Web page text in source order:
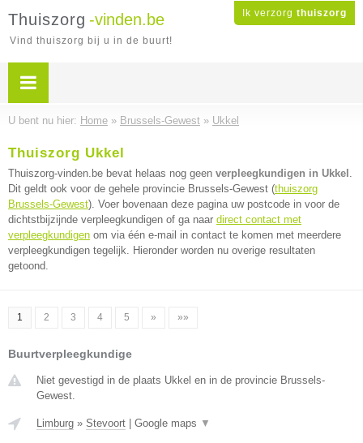
Ik verzorg thuiszorg
Thuiszorg -vinden.be
Vind thuiszorg bij u in de buurt!
U bent nu hier: Home » Brussels-Gewest » Ukkel
Thuiszorg Ukkel
Thuiszorg-vinden.be bevat helaas nog geen verpleegkundigen in Ukkel .
Dit geldt ook voor de gehele provincie Brussels-Gewest (thuiszorg
Brussels-Gewest). Voer bovenaan deze pagina uw postcode in voor de
dichtstbijzijnde verpleegkundigen of ga naar direct contact met
verpleegkundigen om via één e-mail in contact te komen met meerdere
verpleegkundigen tegelijk. Hieronder worden nu overige resultaten
getoond.
1 2 3 4 5 » »»
Buurtverpleegkundige
Niet gevestigd in de plaats Ukkel en in de provincie Brussels-
Gewest.
Limburg » Stevoort Google maps ▼